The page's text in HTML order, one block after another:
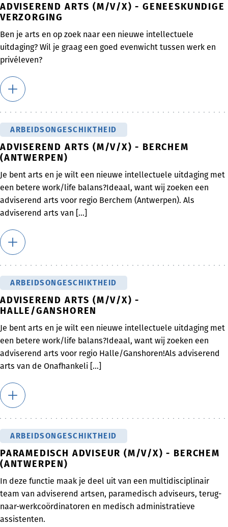
ADVISEREND ARTS (M/V/X) - GENEESKUNDIGE
VERZORGING
Ben je arts en op zoek naar een nieuwe intellectuele
uitdaging? Wil je graag een goed evenwicht tussen werk en
privéleven?
ARBEIDSONGESCHIKTHEID
ADVISEREND ARTS (M/V/X) - BERCHEM
(ANTWERPEN)
Je bent arts en je wilt een nieuwe intellectuele uitdaging met
een betere work/life balans?Ideaal, want wij zoeken een
adviserend arts voor regio Berchem (Antwerpen). Als
adviserend arts van [...]
ARBEIDSONGESCHIKTHEID
ADVISEREND ARTS (M/V/X) -
HALLE/GANSHOREN
Je bent arts en je wilt een nieuwe intellectuele uitdaging met
een betere work/life balans?Ideaal, want wij zoeken een
adviserend arts voor regio Halle/Ganshoren!Als adviserend
arts van de Onafhankeli [...]
ARBEIDSONGESCHIKTHEID
PARAMEDISCH ADVISEUR (M/V/X) - BERCHEM
(ANTWERPEN)
In deze functie maak je deel uit van een multidisciplinair
team van adviserend artsen, paramedisch adviseurs, terug-
naar-werkcoördinatoren en medisch administratieve
assistenten.